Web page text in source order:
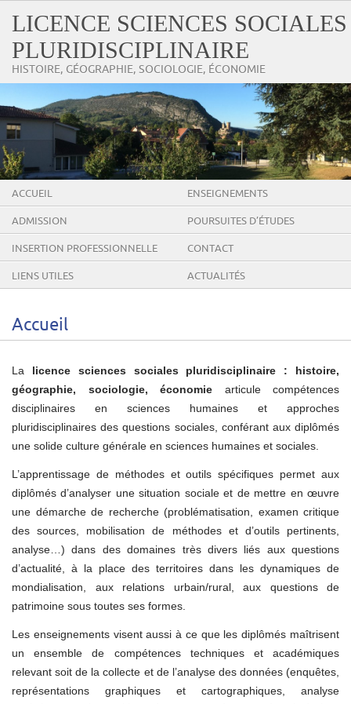
LICENCE SCIENCES SOCIALES
PLURIDISCIPLINAIRE
HISTOIRE, GÉOGRAPHIE, SOCIOLOGIE, ÉCONOMIE
ACCUEIL ENSEIGNEMENTS
ADMISSION POURSUITES D’ÉTUDES
INSERTION PROFESSIONNELLE CONTACT
LIENS UTILES ACTUALITÉS
Accueil
La licence sciences sociales pluridisciplinaire : histoire,
géographie, sociologie, économie articule compétences
disciplinaires en sciences humaines et approches
pluridisciplinaires des questions sociales, conférant aux diplômés
une solide culture générale en sciences humaines et sociales.
L’apprentissage de méthodes et outils spécifiques permet aux
diplômés d’analyser une situation sociale et de mettre en œuvre
une démarche de recherche (problématisation, examen critique
des sources, mobilisation de méthodes et d’outils pertinents,
analyse…) dans des domaines très divers liés aux questions
d’actualité, à la place des territoires dans les dynamiques de
mondialisation, aux relations urbain/rural, aux questions de
patrimoine sous toutes ses formes.
Les enseignements visent aussi à ce que les diplômés maîtrisent
un ensemble de compétences techniques et académiques
relevant soit de la collecte et de l’analyse des données (enquêtes,
représentations graphiques et cartographiques, analyse